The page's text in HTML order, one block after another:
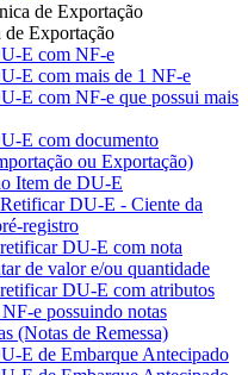
de Exportação
Exportação
E com NF-e
E com mais de 1 NF-e
E com NF-e que possui mais
E com documento
ou Exportação)
Item de DU-E
DU-E - Ciente da
registro
DU-E com nota
de valor e/ou quantidade
DU-E com atributos
e possuindo notas
(Notas de Remessa)
E de Embarque Antecipado